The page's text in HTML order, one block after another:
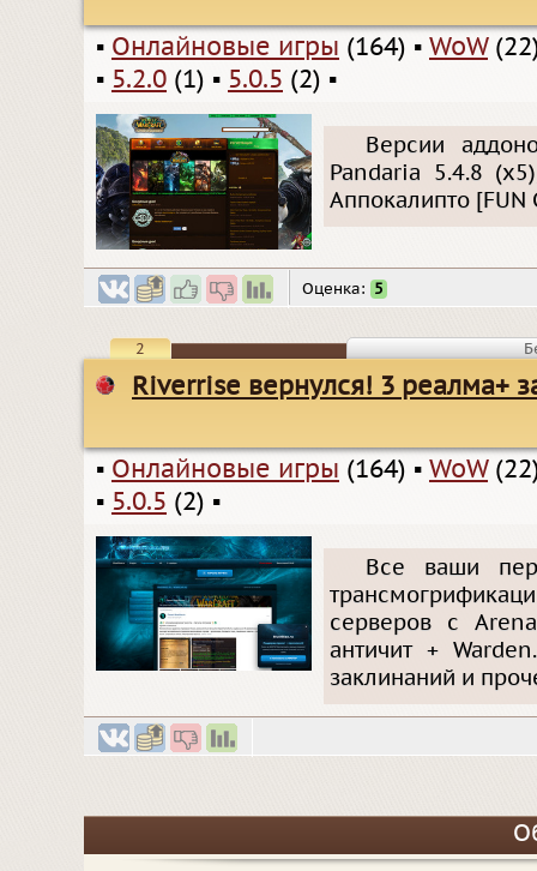
▪ Онлайновые игры (164) ▪ WoW
▪ 5.2.0 (1) ▪ 5.0.5 (2) ▪
Версии
Pandaria 5.4.8
Аппокалипто [FUN
Оценка: 5
2
Riverrise вернулся! 3 реалма+
▪ Онлайновые игры (164) ▪ WoW
▪ 5.0.5 (2) ▪
Все ваши
серверов с
античит +
заклинаний и